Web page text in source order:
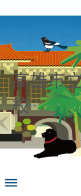
高雄市
校